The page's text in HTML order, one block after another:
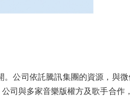
公司依託騰訊集團的資源，與微
司與多家音樂版權方及歌手合作